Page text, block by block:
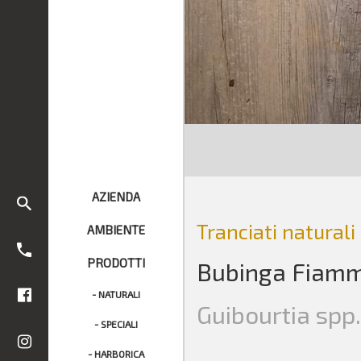
AZIENDA
AMBIENTE
PRODOTTI
- NATURALI
- SPECIALI
- HARBORICA
Tranciati naturali
Bubinga
Guibourtia spp.